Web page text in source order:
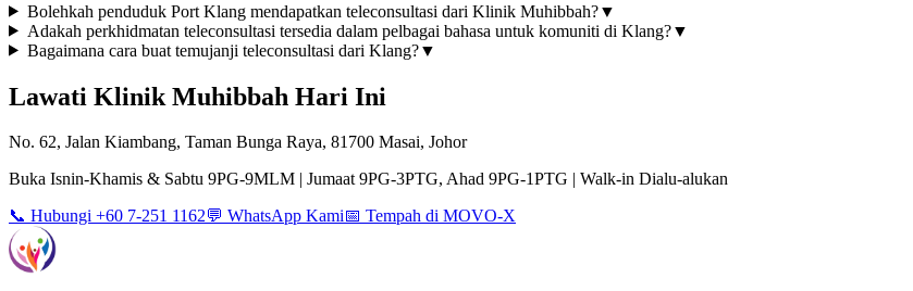
Bolehkah penduduk Port Klang mendapatkan teleconsultasi dari Klinik Muhibbah?▼
Adakah perkhidmatan teleconsultasi tersedia dalam pelbagai bahasa untuk komuniti di Klang?▼
Bagaimana cara buat temujanji teleconsultasi dari Klang?▼
Lawati Klinik Muhibbah Hari Ini
No. 62, Jalan Kiambang, Taman Bunga Raya, 81700 Masai, Johor
Buka Isnin-Khamis & Sabtu 9PG-9MLM | Jumaat 9PG-3PTG, Ahad 9PG-1PTG | Walk-in Dialu-alukan
📞 Hubungi +60 7-251 1162💬 WhatsApp Kami📅 Tempah di MOVO-X